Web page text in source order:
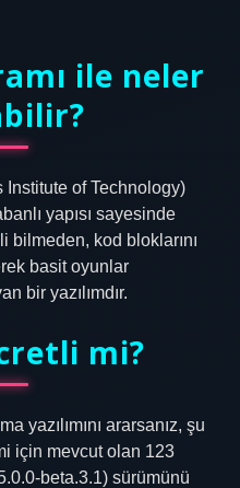
ile neler
Institute of Technology)
yapısı sayesinde
bilmeden, kod bloklarını
basit oyunlar
bir yazılımdır.
mi?
yazılımını ararsanız, şu
için mevcut olan 123
beta.3.1) sürümünü